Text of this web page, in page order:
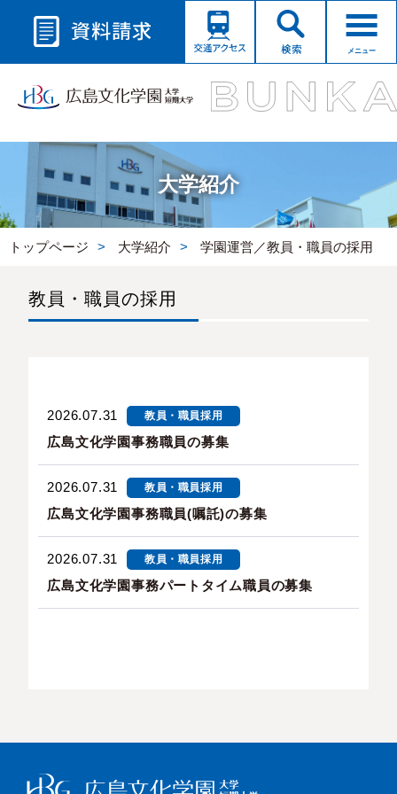
メニュー
大学紹介
トップページ 大学紹介 学園運営／教員・職員の採用
教員・職員の採用
2026.07.31 教員・職員採用
広島文化学園事務職員の募集
2026.07.31 教員・職員採用
広島文化学園事務職員(嘱託)の募集
2026.07.31 教員・職員採用
広島文化学園事務パートタイム職員の募集